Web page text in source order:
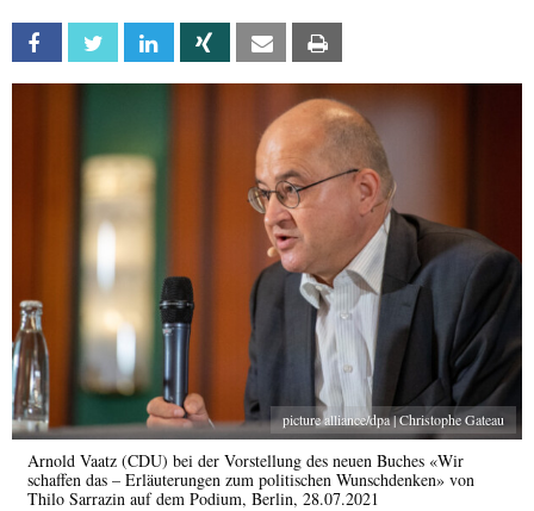
Facebook Twitter Linkedin Xing Email
picture alliance/dpa | Christophe Gateau
Arnold Vaatz (CDU) bei der Vorstellung des neuen Buches «Wir
schaffen das – Erläuterungen zum politischen Wunschdenken» von
Thilo Sarrazin auf dem Podium, Berlin, 28.07.2021